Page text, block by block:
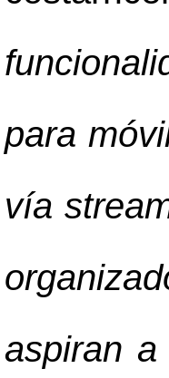
para
vía
aspiran